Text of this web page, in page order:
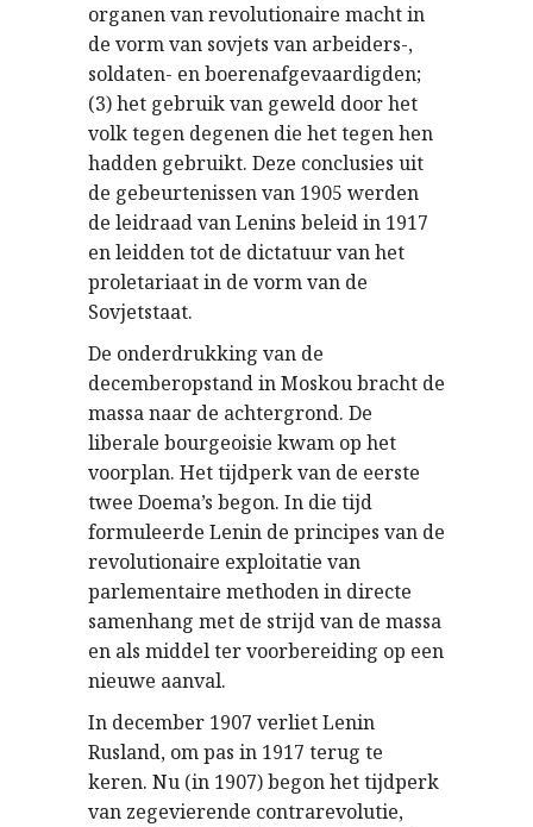
organen van revolutionaire macht in
de vorm van sovjets van arbeiders-,
soldaten- en boerenafgevaardigden;
(3) het gebruik van geweld door het
volk tegen degenen die het tegen hen
hadden gebruikt. Deze conclusies uit
de gebeurtenissen van 1905 werden
de leidraad van Lenins beleid in 1917
en leidden tot de dictatuur van het
proletariaat in de vorm van de
Sovjetstaat.
De onderdrukking van de
decemberopstand in Moskou bracht de
massa naar de achtergrond. De
liberale bourgeoisie kwam op het
voorplan. Het tijdperk van de eerste
twee Doema’s begon. In die tijd
formuleerde Lenin de principes van de
revolutionaire exploitatie van
parlementaire methoden in directe
samenhang met de strijd van de massa
en als middel ter voorbereiding op een
nieuwe aanval.
In december 1907 verliet Lenin
Rusland, om pas in 1917 terug te
keren. Nu (in 1907) begon het tijdperk
van zegevierende contrarevolutie,